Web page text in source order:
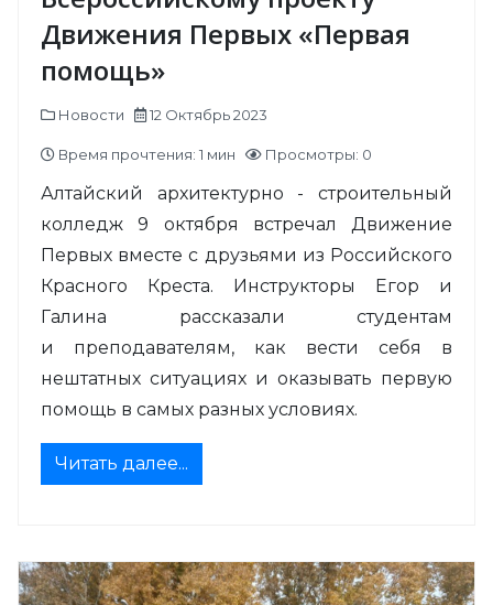
Движения Первых «Первая
помощь»
Новости 12 Октябрь 2023
Время прочтения: 1 мин Просмотры: 0
Алтайский архитектурно - строительный
колледж 9 октября встречал Движение
Первых вместе с друзьями из Российского
Красного Креста. Инструкторы Егор и
Галина рассказали студентам
и
преподавателям, как вести себя в
нештатных ситуациях и оказывать первую
помощь в самых разных условиях.
Читать далее...